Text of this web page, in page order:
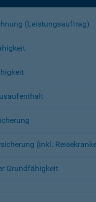
(Leistungsauftrag)
(inkl.
Grundfähigkeit